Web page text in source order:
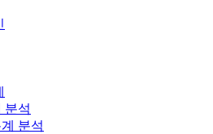
분석
분석